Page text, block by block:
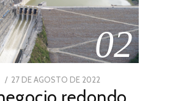
02
POSTED
ON
27 DE AGOSTO DE 2022
DE